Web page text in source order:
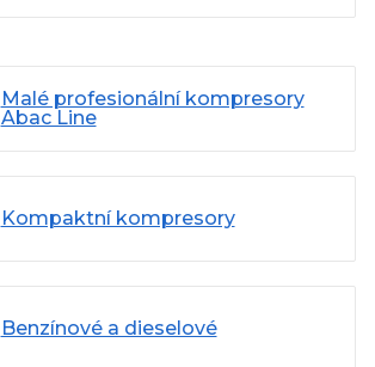
Malé profesionální kompresory
Abac Line
Kompaktní kompresory
Benzínové a dieselové